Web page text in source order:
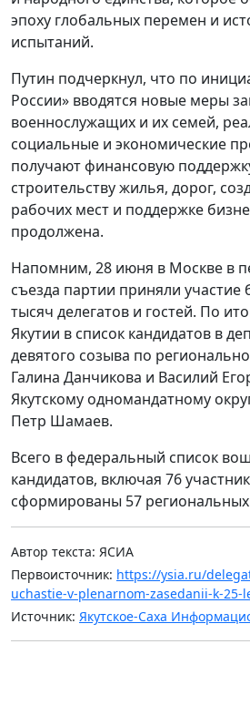
эпоху глобальных перемен и
испытаний.
Путин подчеркнул, что по
России» вводятся новые меры
военнослужащих и их семей,
социальные и экономические
получают финансовую
строительству жилья, дорог,
рабочих мест и поддержке
продолжена.
Напомним, 28 июня в Москве в
съезда партии приняли участие
тысяч делегатов и гостей. По
Якутии в список кандидатов в
девятого созыва по
Галина Данчикова и Василий
Якутскому одномандатному
Петр Шамаев.
Всего в федеральный список
кандидатов, включая 76
сформированы 57 региональных
Автор текста: ЯСИА
Первоисточник: https://ysia.ru/
uchastie-v-plenarnom-zasedanii-k-
Источник: Якутское-Саха